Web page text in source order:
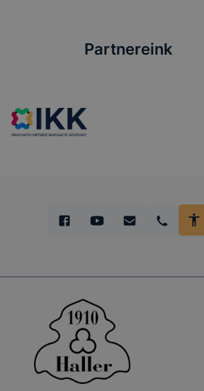
Partnereink